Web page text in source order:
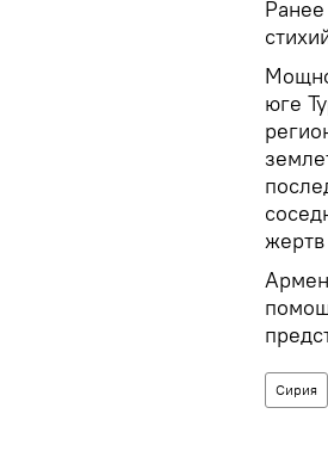
юге
Сирия